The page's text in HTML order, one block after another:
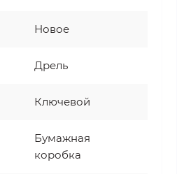
Новое
Дрель
Ключевой
Бумажная
коробка